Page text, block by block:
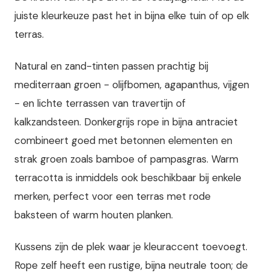
juiste kleurkeuze past het in bijna elke tuin of op elk
terras.
Natural en zand-tinten passen prachtig bij
mediterraan groen - olijfbomen, agapanthus, vijgen
- en lichte terrassen van travertijn of
kalkzandsteen. Donkergrijs rope in bijna antraciet
combineert goed met betonnen elementen en
strak groen zoals bamboe of pampasgras. Warm
terracotta is inmiddels ook beschikbaar bij enkele
merken, perfect voor een terras met rode
baksteen of warm houten planken.
Kussens zijn de plek waar je kleuraccent toevoegt.
Rope zelf heeft een rustige, bijna neutrale toon; de